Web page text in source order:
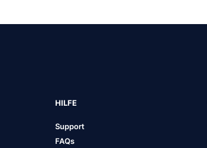
HILFE
Support
FAQs